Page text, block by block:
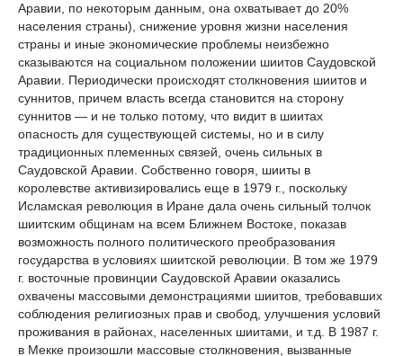
Аравии, по некоторым данным, она охватывает до 20%
населения страны), снижение уровня жизни населения
страны и иные экономические проблемы неизбежно
сказываются на социальном положении шиитов Саудовской
Аравии. Периодически происходят столкновения шиитов и
суннитов, причем власть всегда становится на сторону
суннитов — и не только потому, что видит в шиитах
опасность для существующей системы, но и в силу
традиционных племенных связей, очень сильных в
Саудовской Аравии. Собственно говоря, шииты в
королевстве активизировались еще в 1979 г., поскольку
Исламская революция в Иране дала очень сильный толчок
шиитским общинам на всем Ближнем Востоке, показав
возможность полного политического преобразования
государства в условиях шиитской революции. В том же 1979
г. восточные провинции Саудовской Аравии оказались
охвачены массовыми демонстрациями шиитов, требовавших
соблюдения религиозных прав и свобод, улучшения условий
проживания в районах, населенных шиитами, и т.д. В 1987 г.
в Мекке произошли массовые столкновения, вызванные